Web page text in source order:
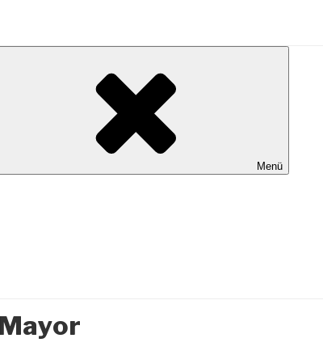
Container Terminal Wilhelmshaven
Menü